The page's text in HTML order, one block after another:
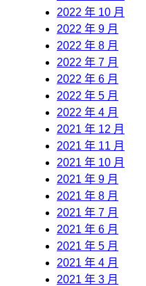
2022 年 10 月
2022 年 9 月
2022 年 8 月
2022 年 7 月
2022 年 6 月
2022 年 5 月
2022 年 4 月
2021 年 12 月
2021 年 11 月
2021 年 10 月
2021 年 9 月
2021 年 8 月
2021 年 7 月
2021 年 6 月
2021 年 5 月
2021 年 4 月
2021 年 3 月